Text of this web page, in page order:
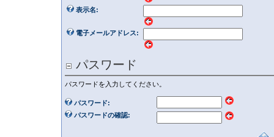
表示名:
電子メールアドレス:
パスワード
パスワードを入力してください。
パスワード:
パスワードの確認: